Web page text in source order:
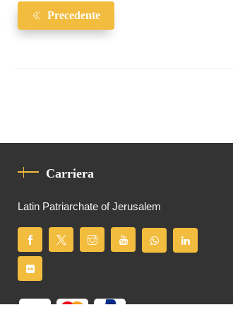
Precedente
Carriera
Latin Patriarchate of Jerusalem